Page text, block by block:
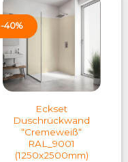
-40%
Eckset
Duschrückwand
“Cremeweiß“
RAL_9001
(1250x2500mm)